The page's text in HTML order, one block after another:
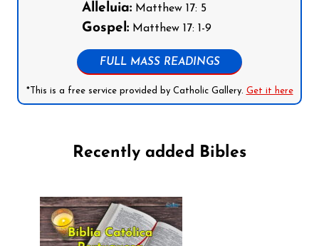
Alleluia:Matthew 17: 5
Gospel:Matthew 17: 1-9
FULL MASS READINGS
*This is a free service provided by Catholic Gallery. Get it here
Recently added Bibles